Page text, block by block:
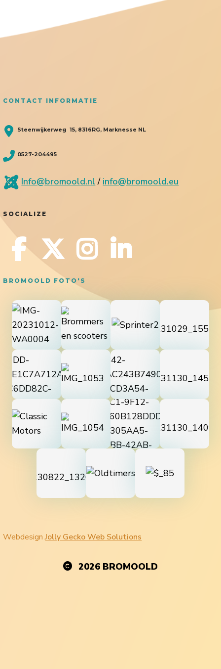
CONTACT INFORMATIE
Steenwijkerweg 15, 8316RG, Marknesse NL
0527-204495
Info@bromoold.nl / info@bromoold.eu
SOCIALIZE
BROMOOLD FOTO'S
WebdesignJolly Gecko Web Solutions
2026 BROMOOLD